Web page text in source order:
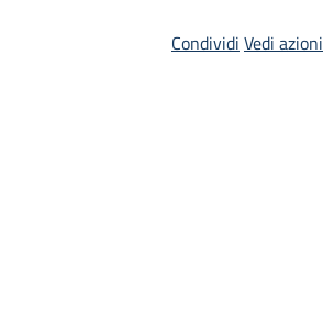
Condividi Vedi azioni